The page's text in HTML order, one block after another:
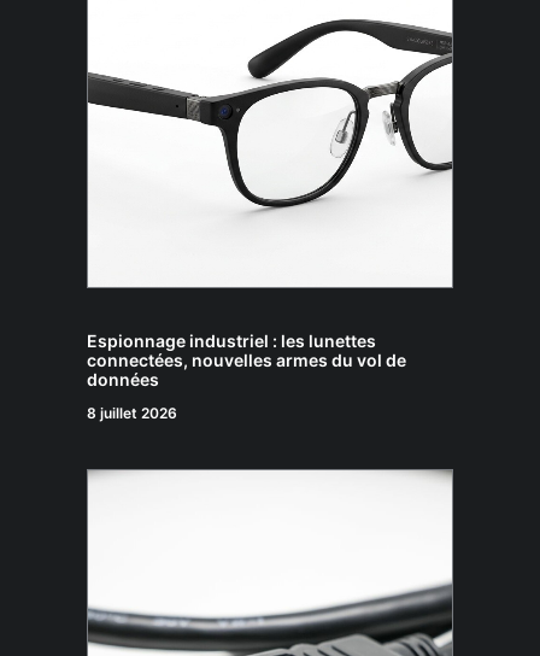
Espionnage industriel : les lunettes
connectées, nouvelles armes du vol de
données
8 juillet 2026